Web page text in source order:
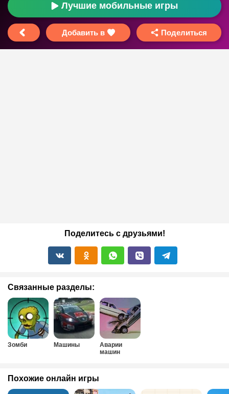
Лучшие мобильные игры
Добавить в Поделиться
Поделитесь с друзьями!
Связанные разделы:
Зомби Машины
Аварии
машин
Похожие онлайн игры